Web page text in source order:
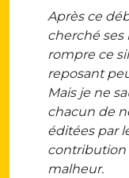
Après ce
cherché ses
rompre ce
reposant
Mais je ne
chacun de
éditées par
contribution
malheur.